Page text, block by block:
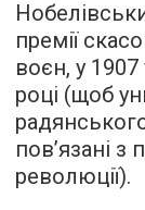
премії
воєн, у
році (щоб
пов’язані
революції).